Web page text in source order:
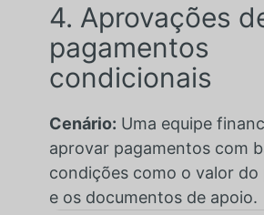
4. Aprovações
pagamentos
condicionais
Cenário: Uma equipe
aprovar pagamentos com
condições como o valor do
e os documentos de apoio.